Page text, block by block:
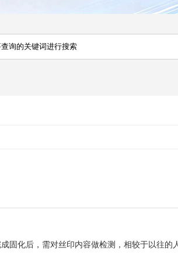
固化后，需对丝印内容做检测，相较于以往的